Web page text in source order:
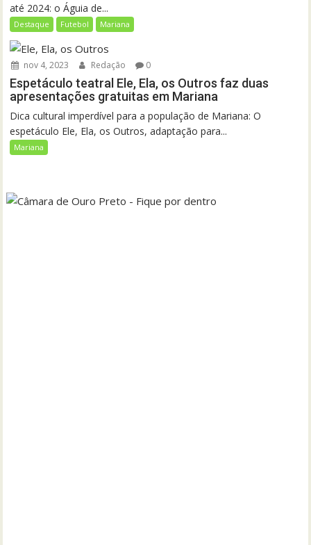
até 2024: o Águia de...
Destaque Futebol Mariana
nov 4, 2023 Redação 0
Espetáculo teatral Ele, Ela, os Outros faz duas
apresentações gratuitas em Mariana
Dica cultural imperdível para a população de Mariana: O
espetáculo Ele, Ela, os Outros, adaptação para...
Mariana